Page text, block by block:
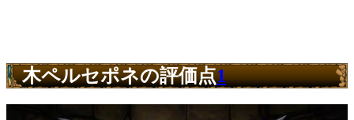
木ペルセポネの評価点1